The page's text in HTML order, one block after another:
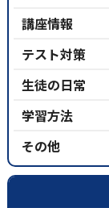
講座情報
テスト対策
生徒の日常
学習方法
その他